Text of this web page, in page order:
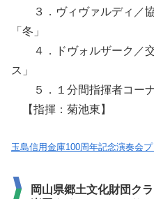
３．ヴィヴァルディ／協
「冬」
４．ドヴォルザーク／交
ス」
５．１分間指揮者コー
【指揮：菊池東】
玉島信用金庫100周年記念演奏会
岡山県郷土文化財団ク